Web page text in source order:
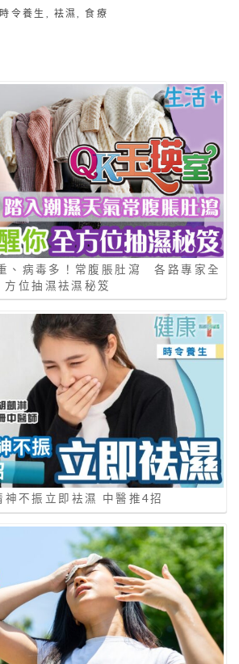
時令養生 袪濕 ,食療
、病毒多！常腹脹肚瀉 各路專家全
方位抽濕袪濕秘笈
神不振立即袪濕 中醫推4招